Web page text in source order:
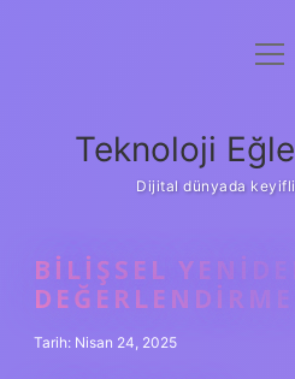
Yasal
Teknoloji
Dijital dünyada
BILIŞSEL
Tarih: Nisan 24, 2025